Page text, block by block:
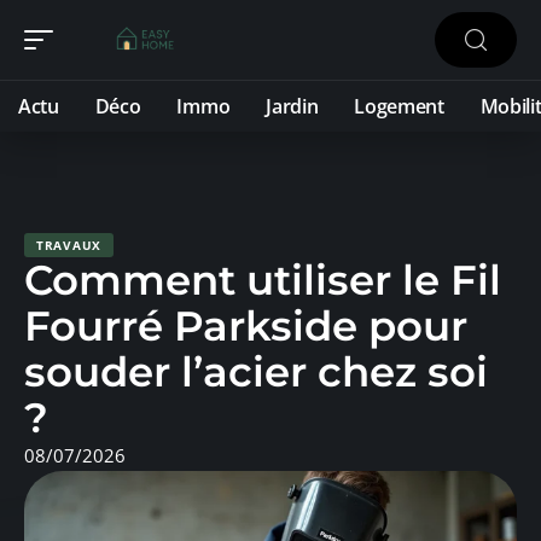
Actu Déco Immo Jardin Logement
TRAVAUX
Comment utiliser le Fil
Fourré Parkside pour
souder l’acier chez soi
?
08/07/2026